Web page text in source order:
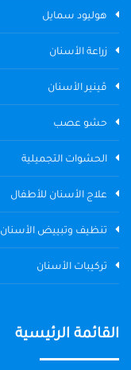
هوليود سمايل
زراعة الأسنان
ڤينير الأسنان
حشو عصب
الحشوات التجميلية
علاج الأسنان للأطفال
تنظيف وتبييض الأسنان
تركيبات الأسنان
القائمة الرئيسية